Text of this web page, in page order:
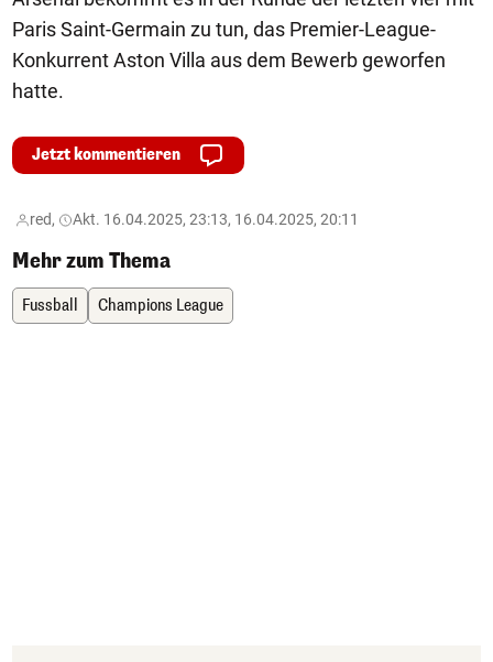
Paris Saint-Germain zu tun, das Premier-League-
Konkurrent Aston Villa aus dem Bewerb geworfen
hatte.
Jetzt kommentieren
red, Akt. 16.04.2025, 23:13, 16.04.2025, 20:11
Mehr zum Thema
Fussball Champions League